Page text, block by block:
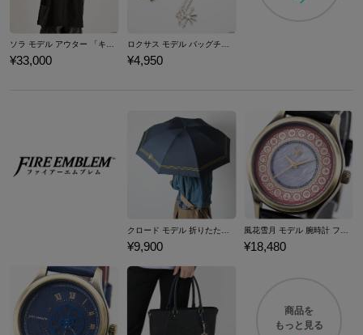
ソラ モデル アウター 「キングダム ハーツ」シリーズ
¥33,000
ロクサス モデル バッグチャーム 「キングダム ハーツ」シリーズ
¥4,950
¥9,900 ¥18,480
商品を
もっと見る